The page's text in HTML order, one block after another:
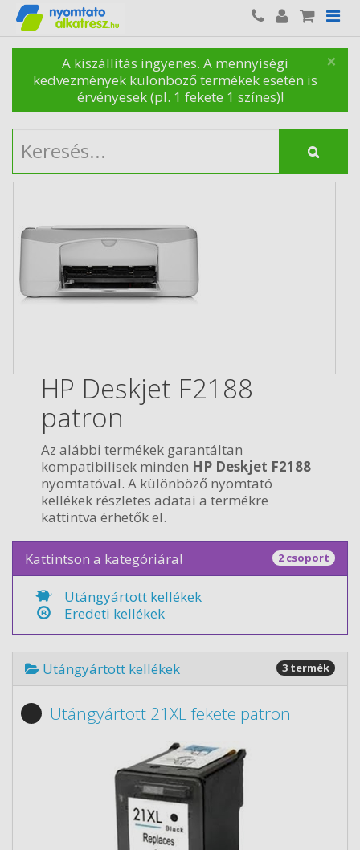
×
A kiszállítás ingyenes. A mennyiségi
kedvezmények különböző termékek esetén is
érvényesek (pl. 1 fekete 1 színes)!
HP Deskjet F2188
patron
Az alábbi termékek garantáltan
kompatibilisek minden HP Deskjet F2188
nyomtatóval. A különböző nyomtató
kellékek részletes adatai a termékre
kattintva érhetők el.
Kattintson a kategóriára! 2 csoport
Utángyártott kellékek
Eredeti kellékek
Utángyártott kellékek 3 termék
Utángyártott 21XL fekete patron